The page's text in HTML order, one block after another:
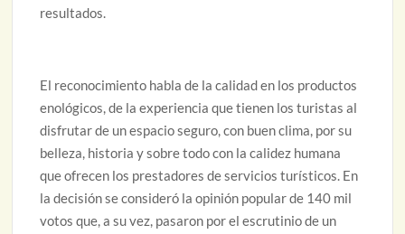
resultados.
El reconocimiento habla de la calidad en los productos
enológicos, de la experiencia que tienen los turistas al
disfrutar de un espacio seguro, con buen clima, por su
belleza, historia y sobre todo con la calidez humana
que ofrecen los prestadores de servicios turísticos. En
la decisión se consideró la opinión popular de 140 mil
votos que, a su vez, pasaron por el escrutinio de un